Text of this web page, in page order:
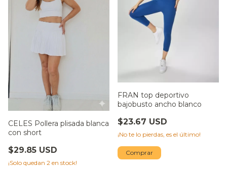
CELES Pollera plisada blanca
con short
$29.85 USD
¡Solo quedan 2 en stock!
FRAN top deportivo
bajobusto ancho blanco
$23.67 USD
¡No te lo pierdas, es el último!
Comprar